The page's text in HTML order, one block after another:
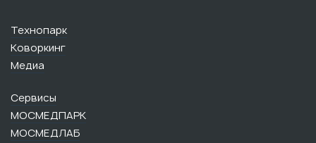
Технопарк
Коворкинг
Медиа
Сервисы
МОСМЕДПАРК
МОСМЕДЛАБ